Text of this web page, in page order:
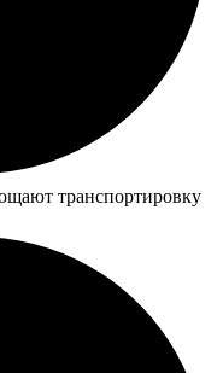
транспортировку